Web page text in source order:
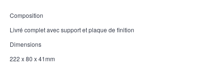
Composition
Livré complet avec support et plaque de finition
Dimensions
222 x 80 x 41mm